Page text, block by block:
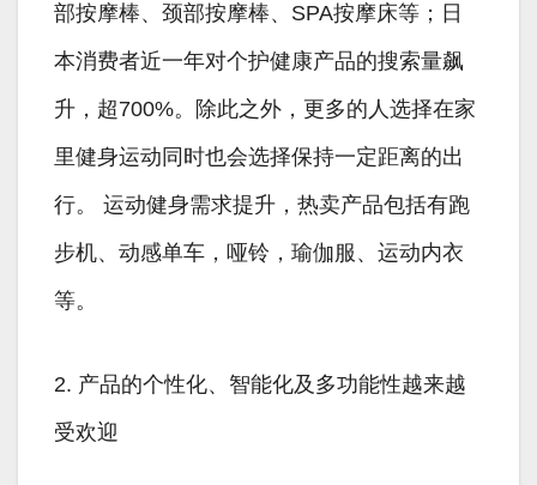
部按摩棒、颈部按摩棒、SPA按摩床等；日
本消费者近一年对个护健康产品的搜索量飙
升，超700%。除此之外，更多的人选择在家
里健身运动同时也会选择保持一定距离的出
行。 运动健身需求提升，热卖产品包括有跑
步机、动感单车，哑铃，瑜伽服、运动内衣
等。
2. 产品的个性化、智能化及多功能性越来越
受欢迎